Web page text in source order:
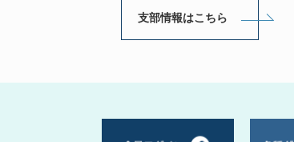
支部情報はこちら